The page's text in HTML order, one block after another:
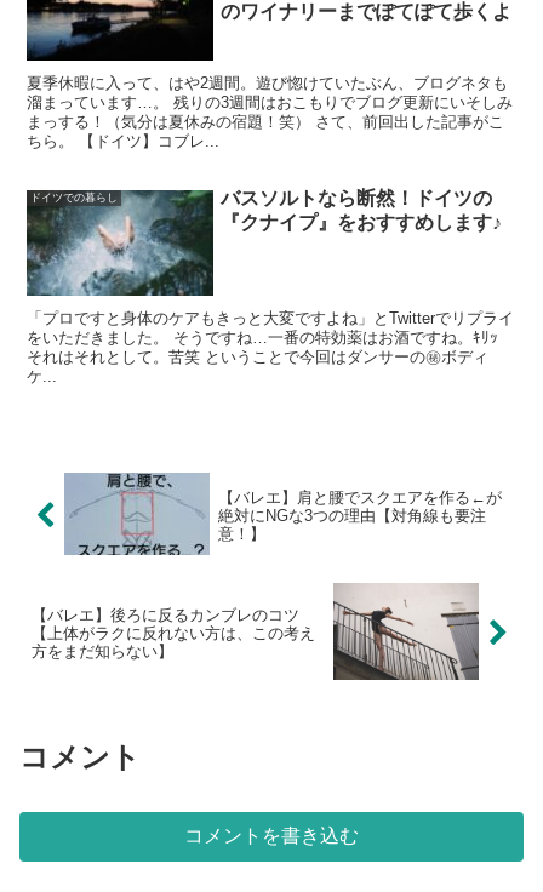
のワイナリーまでぽてぽて歩くよ
夏季休暇に入って、はや2週間。遊び惚けていたぶん、ブログネタも
溜まっています…。 残りの3週間はおこもりでブログ更新にいそしみ
まっする！（気分は夏休みの宿題！笑） さて、前回出した記事がこ
ちら。 【ドイツ】コブレ...
ドイツでの暮らし
バスソルトなら断然！ドイツの
『クナイプ』をおすすめします♪
「プロですと身体のケアもきっと大変ですよね」とTwitterでリプライ
をいただきました。 そうですね…一番の特効薬はお酒ですね。ｷﾘｯ
それはそれとして。苦笑 ということで今回はダンサーの㊙ボディ
ケ...
【バレエ】肩と腰でスクエアを作る←が
絶対にNGな3つの理由【対角線も要注
意！】
【バレエ】後ろに反るカンブレのコツ
【上体がラクに反れない方は、この考え
方をまだ知らない】
コメント
コメントを書き込む